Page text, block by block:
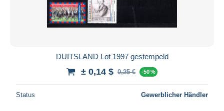
DUITSLAND Lot 1997 gestempeld
± 0,14 $ 0,25 € -50 %
Status Gewerblicher Händler